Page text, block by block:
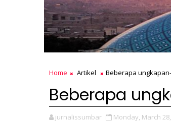
Home Artikel Beberapa
Beberapa
jurnalissumbar Monday, March